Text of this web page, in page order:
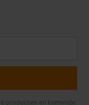
producten en komende